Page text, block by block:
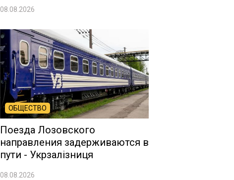
08.08.2026
ОБЩЕСТВО
Поезда Лозовского
направления задерживаются в
пути - Укрзалізниця
08.08.2026